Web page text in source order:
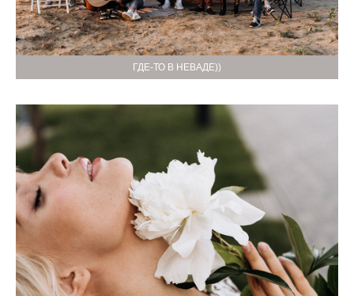
ГДЕ-ТО В НЕВАДЕ))